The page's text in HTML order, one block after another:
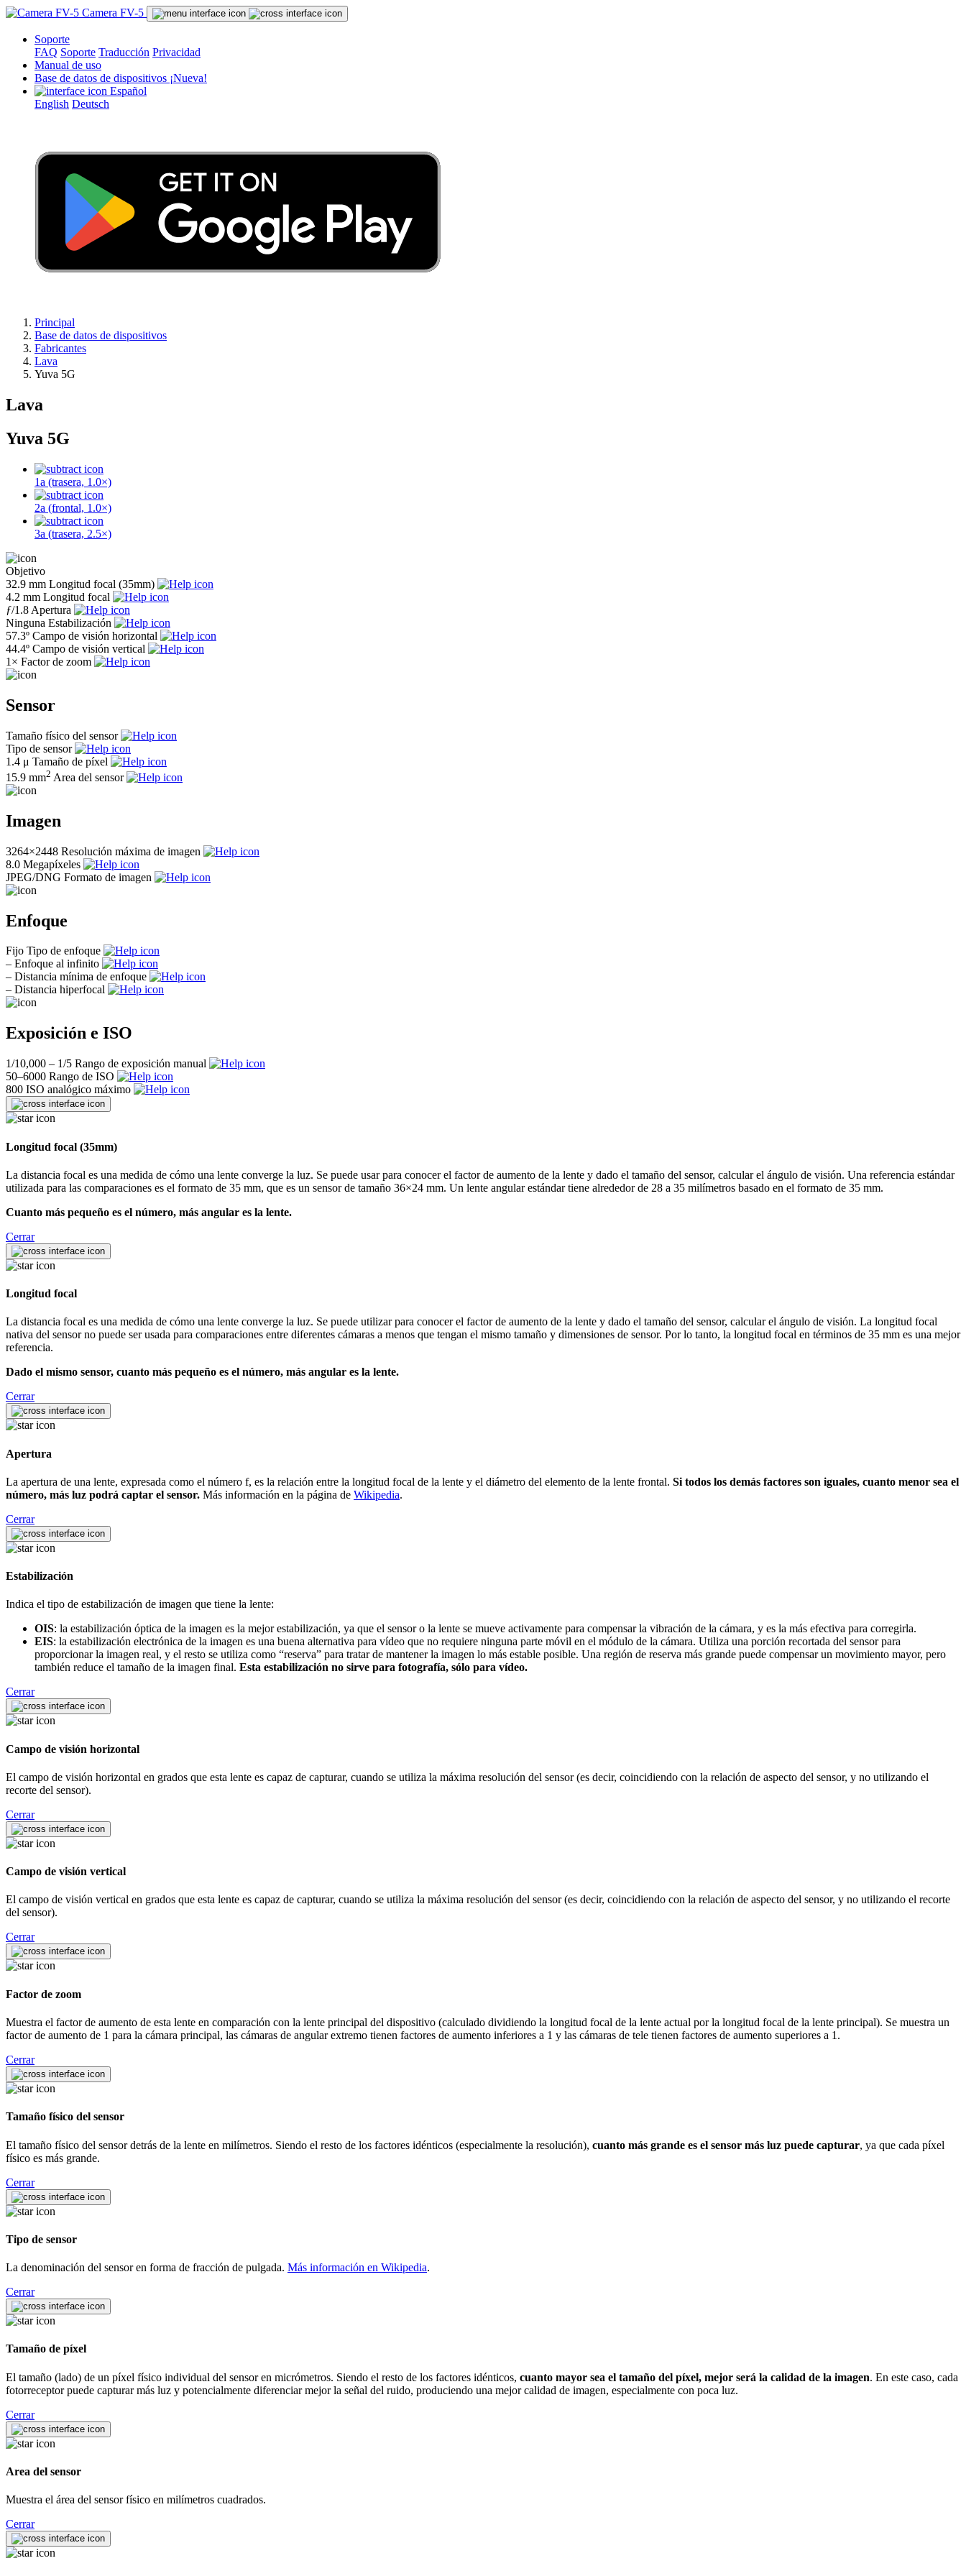
Camera FV-5
Soporte
FAQ Soporte Traducción Privacidad
Manual de uso
Base de datos de dispositivos ¡Nueva!
Español
English Deutsch
Principal
Base de datos de dispositivos
Fabricantes
Lava
Yuva 5G
Lava
Yuva 5G
1a (trasera, 1.0×)
2a (frontal, 1.0×)
3a (trasera, 2.5×)
Objetivo
32.9 mm Longitud focal (35mm)
4.2 mm Longitud focal
ƒ/1.8 Apertura
Ninguna Estabilización
57.3º Campo de visión horizontal
44.4º Campo de visión vertical
1× Factor de zoom
Sensor
Tamaño físico del sensor
Tipo de sensor
1.4 μ Tamaño de píxel
15.9 mm2 Area del sensor
Imagen
3264×2448 Resolución máxima de imagen
8.0 Megapíxeles
JPEG/DNG Formato de imagen
Enfoque
Fijo Tipo de enfoque
– Enfoque al infinito
– Distancia mínima de enfoque
– Distancia hiperfocal
Exposición e ISO
1/10,000 – 1/5 Rango de exposición manual
50–6000 Rango de ISO
800 ISO analógico máximo
Longitud focal (35mm)
La distancia focal es una medida de cómo una lente converge la luz. Se puede usar para conocer el factor de aumento de la lente y dado el tamaño del sensor, calcular el ángulo de visión. Una referencia estándar
utilizada para las comparaciones es el formato de 35 mm, que es un sensor de tamaño 36×24 mm. Un lente angular estándar tiene alrededor de 28 a 35 milímetros basado en el formato de 35 mm.
Cuanto más pequeño es el número, más angular es la lente.
Cerrar
Longitud focal
La distancia focal es una medida de cómo una lente converge la luz. Se puede utilizar para conocer el factor de aumento de la lente y dado el tamaño del sensor, calcular el ángulo de visión. La longitud focal
nativa del sensor no puede ser usada para comparaciones entre diferentes cámaras a menos que tengan el mismo tamaño y dimensiones de sensor. Por lo tanto, la longitud focal en términos de 35 mm es una mejor
referencia.
Dado el mismo sensor, cuanto más pequeño es el número, más angular es la lente.
Cerrar
Apertura
La apertura de una lente, expresada como el número f, es la relación entre la longitud focal de la lente y el diámetro del elemento de la lente frontal. Si todos los demás factores son iguales, cuanto menor sea el
número, más luz podrá captar el sensor. Más información en la página de Wikipedia.
Cerrar
Estabilización
Indica el tipo de estabilización de imagen que tiene la lente:
OIS: la estabilización óptica de la imagen es la mejor estabilización, ya que el sensor o la lente se mueve activamente para compensar la vibración de la cámara, y es la más efectiva para corregirla.
EIS: la estabilización electrónica de la imagen es una buena alternativa para vídeo que no requiere ninguna parte móvil en el módulo de la cámara. Utiliza una porción recortada del sensor para
proporcionar la imagen real, y el resto se utiliza como “reserva” para tratar de mantener la imagen lo más estable posible. Una región de reserva más grande puede compensar un movimiento mayor, pero
también reduce el tamaño de la imagen final. Esta estabilización no sirve para fotografía, sólo para vídeo.
Cerrar
Campo de visión horizontal
El campo de visión horizontal en grados que esta lente es capaz de capturar, cuando se utiliza la máxima resolución del sensor (es decir, coincidiendo con la relación de aspecto del sensor, y no utilizando el
recorte del sensor).
Cerrar
Campo de visión vertical
El campo de visión vertical en grados que esta lente es capaz de capturar, cuando se utiliza la máxima resolución del sensor (es decir, coincidiendo con la relación de aspecto del sensor, y no utilizando el recorte
del sensor).
Cerrar
Factor de zoom
Muestra el factor de aumento de esta lente en comparación con la lente principal del dispositivo (calculado dividiendo la longitud focal de la lente actual por la longitud focal de la lente principal). Se muestra un
factor de aumento de 1 para la cámara principal, las cámaras de angular extremo tienen factores de aumento inferiores a 1 y las cámaras de tele tienen factores de aumento superiores a 1.
Cerrar
Tamaño físico del sensor
El tamaño físico del sensor detrás de la lente en milímetros. Siendo el resto de los factores idénticos (especialmente la resolución), cuanto más grande es el sensor más luz puede capturar, ya que cada píxel
físico es más grande.
Cerrar
Tipo de sensor
La denominación del sensor en forma de fracción de pulgada. Más información en Wikipedia.
Cerrar
Tamaño de píxel
El tamaño (lado) de un píxel físico individual del sensor en micrómetros. Siendo el resto de los factores idénticos, cuanto mayor sea el tamaño del píxel, mejor será la calidad de la imagen. En este caso, cada
fotorreceptor puede capturar más luz y potencialmente diferenciar mejor la señal del ruido, produciendo una mejor calidad de imagen, especialmente con poca luz.
Cerrar
Area del sensor
Muestra el área del sensor físico en milímetros cuadrados.
Cerrar